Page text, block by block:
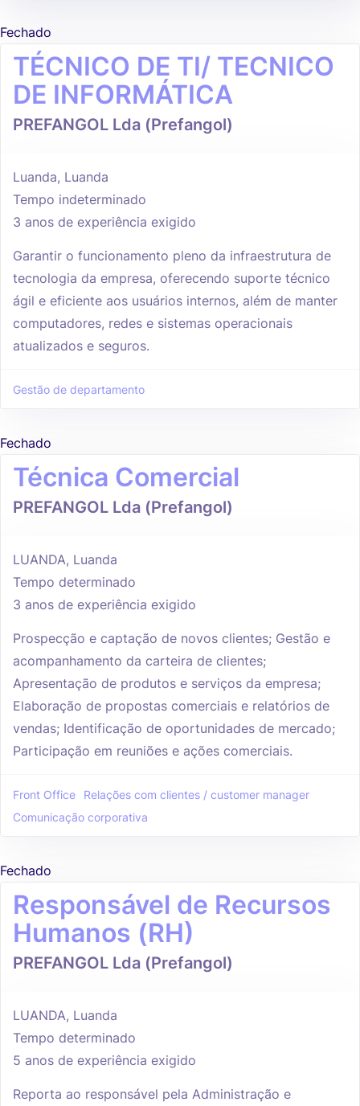
Fechado
TÉCNICO DE TI/ TECNICO
DE INFORMÁTICA
PREFANGOL Lda (Prefangol)
Luanda, Luanda
Tempo indeterminado
3 anos de experiência exigido
Garantir o funcionamento pleno da infraestrutura de
tecnologia da empresa, oferecendo suporte técnico
ágil e eficiente aos usuários internos, além de manter
computadores, redes e sistemas operacionais
atualizados e seguros.
Gestão de departamento
Fechado
Técnica Comercial
PREFANGOL Lda (Prefangol)
LUANDA, Luanda
Tempo determinado
3 anos de experiência exigido
Prospecção e captação de novos clientes; Gestão e
acompanhamento da carteira de clientes;
Apresentação de produtos e serviços da empresa;
Elaboração de propostas comerciais e relatórios de
vendas; Identificação de oportunidades de mercado;
Participação em reuniões e ações comerciais.
Front Office
Relações com clientes / customer manager
Comunicação corporativa
Fechado
Responsável de Recursos
Humanos (RH)
PREFANGOL Lda (Prefangol)
LUANDA, Luanda
Tempo determinado
5 anos de experiência exigido
Reporta ao responsável pela Administração e